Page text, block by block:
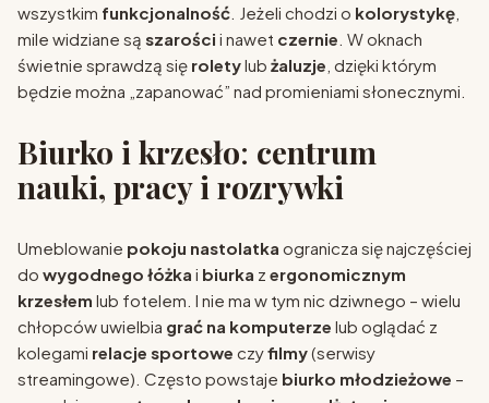
wszystkim funkcjonalność . Jeżeli chodzi o kolorystykę
mile widziane są szarości i nawet czernie . W oknach
świetnie sprawdzą się roletylub żaluzje , dzięki którym
będzie można „zapanować” nad promieniami słonecznymi.
Biurko i krzesło: centrum
nauki, pracy i rozrywki
Umeblowanie pokoju nastolatka ogranicza się najczęściej
do wygodnego łóżka i biurka z ergonomicznym
krzesłem lub fotelem. I nie ma w tym nic dziwnego – wielu
chłopców uwielbia grać na komputerze lub oglądać z
kolegami relacje sportowe czyfilmy(serwisy
streamingowe). Często powstaje biurko młodzieżowe –